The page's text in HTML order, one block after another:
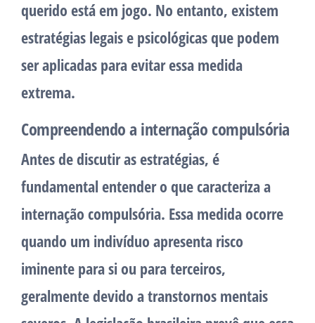
querido está em jogo. No entanto, existem
estratégias legais e psicológicas que podem
ser aplicadas para evitar essa medida
extrema.
Compreendendo a internação compulsória
Antes de discutir as estratégias, é
fundamental entender o que caracteriza a
internação compulsória. Essa medida ocorre
quando um indivíduo apresenta risco
iminente para si ou para terceiros,
geralmente devido a transtornos mentais